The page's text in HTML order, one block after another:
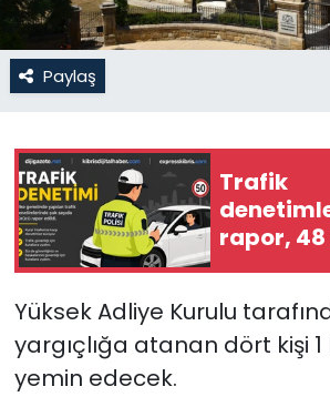
Paylaş
Trafik
rapor,
trafikten
Yüksek Adliye Kurulu
yargıçlığa atanan dört kişi 1
yemin edecek.
Kültür Sanat
Moda
Nöbetçi Eczaneler
Otomobil Dünyası
Politika
SAĞLIK